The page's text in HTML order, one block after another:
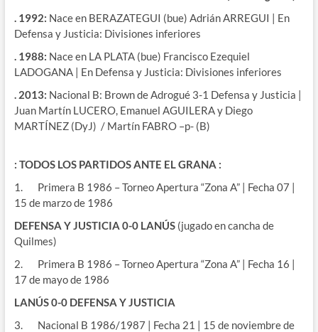
. 1992: Nace en BERAZATEGUI (bue) Adrián ARREGUI | En
Defensa y Justicia: Divisiones inferiores
. 1988: Nace en LA PLATA (bue) Francisco Ezequiel
LADOGANA | En Defensa y Justicia: Divisiones inferiores
. 2013: Nacional B: Brown de Adrogué 3-1 Defensa y Justicia |
Juan Martín LUCERO, Emanuel AGUILERA y Diego
MARTÍNEZ (DyJ) / Martín FABRO –p- (B)
: TODOS LOS PARTIDOS ANTE EL GRANA :
1. Primera B 1986 – Torneo Apertura “Zona A” | Fecha 07 |
15 de marzo de 1986
DEFENSA Y JUSTICIA 0-0 LANÚS(jugado en cancha de
Quilmes)
2. Primera B 1986 – Torneo Apertura “Zona A” | Fecha 16 |
17 de mayo de 1986
LANÚS 0-0 DEFENSA Y JUSTICIA
3. Nacional B 1986/1987 | Fecha 21 | 15 de noviembre de